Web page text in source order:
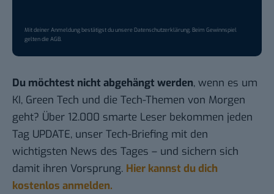
Mit deiner Anmeldung bestätigst du unsereDatenschutzerklärung. Beim Gewinnspiel
gelten dieAGB.
Du möchtest nicht abgehängt werden, wenn es um
KI, Green Tech und die Tech-Themen von Morgen
geht? Über 12.000 smarte Leser bekommen jeden
Tag UPDATE, unser Tech-Briefing mit den
wichtigsten News des Tages – und sichern sich
damit ihren Vorsprung. Hier kannst du dich
kostenlos anmelden.